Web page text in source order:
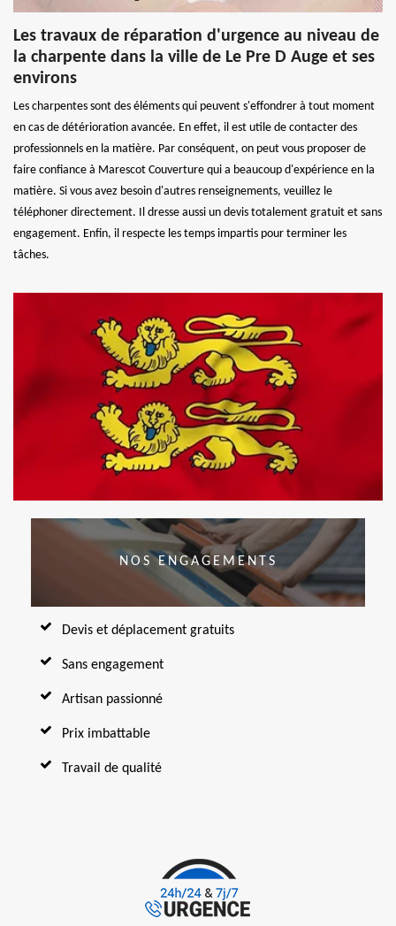
Les travaux de réparation d'urgence au niveau de
la charpente dans la ville de Le Pre D Auge et ses
environs
Les charpentes sont des éléments qui peuvent s'effondrer à tout moment
en cas de détérioration avancée. En effet, il est utile de contacter des
professionnels en la matière. Par conséquent, on peut vous proposer de
faire confiance à Marescot Couverture qui a beaucoup d'expérience en la
matière. Si vous avez besoin d'autres renseignements, veuillez le
téléphoner directement. Il dresse aussi un devis totalement gratuit et sans
engagement. Enfin, il respecte les temps impartis pour terminer les
tâches.
NOS ENGAGEMENTS
Devis et déplacement gratuits
Sans engagement
Artisan passionné
Prix imbattable
Travail de qualité